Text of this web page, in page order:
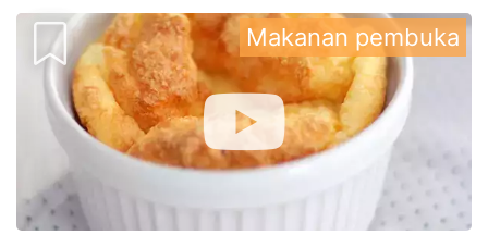
Makanan pembuka